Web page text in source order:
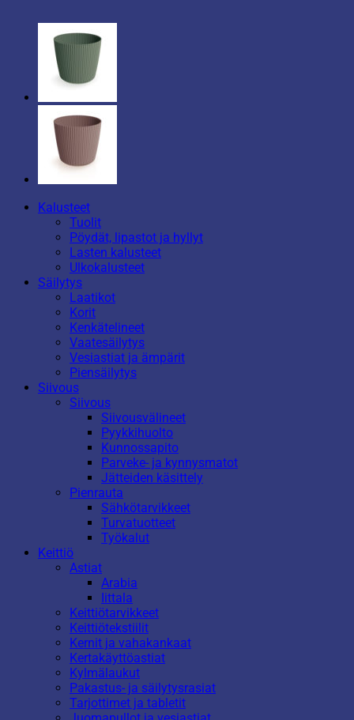
Kalusteet
Tuolit
Pöydät, lipastot ja hyllyt
Lasten kalusteet
Ulkokalusteet
Säilytys
Laatikot
Korit
Kenkätelineet
Vaatesäilytys
Vesiastiat ja ämpärit
Piensäilytys
Siivous
Siivous
Siivousvälineet
Pyykkihuolto
Kunnossapito
Parveke- ja kynnysmatot
Jätteiden käsittely
Pienrauta
Sähkötarvikkeet
Turvatuotteet
Työkalut
Keittiö
Astiat
Arabia
Iittala
Keittiötarvikkeet
Keittiötekstiilit
Kernit ja vahakankaat
Kertakäyttöastiat
Kylmälaukut
Pakastus- ja säilytysrasiat
Tarjottimet ja tabletit